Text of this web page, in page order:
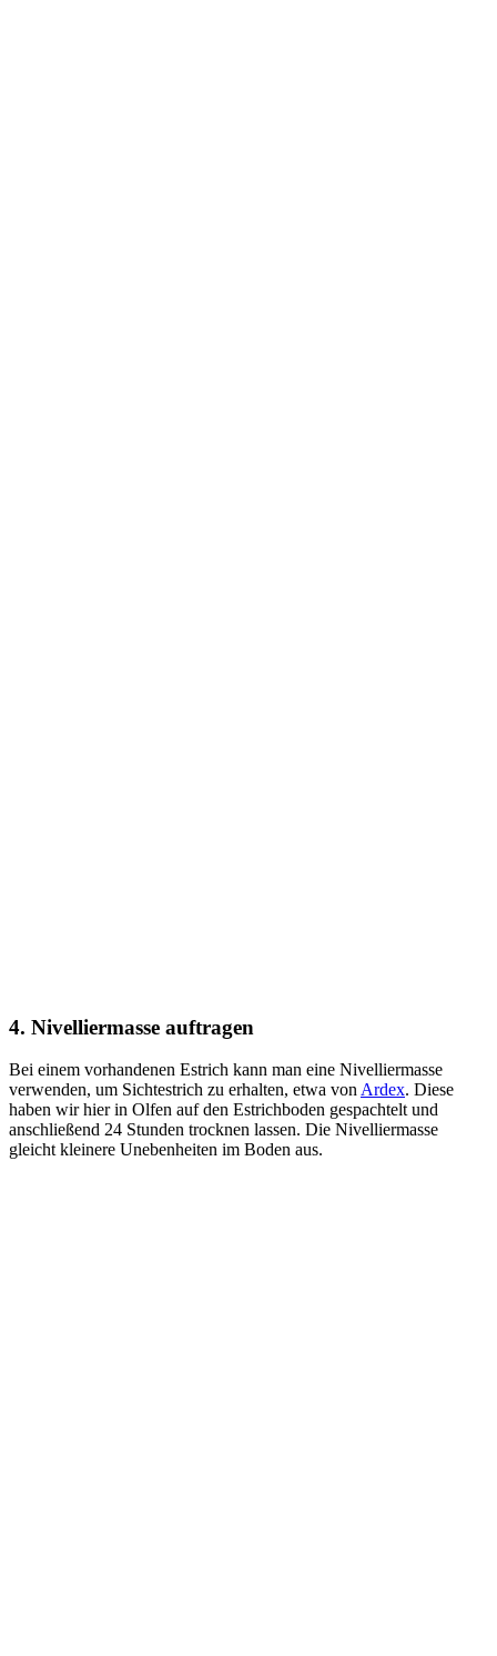
4. Nivelliermasse auftragen
Bei einem vorhandenen Estrich kann man eine Nivelliermasse
verwenden, um Sichtestrich zu erhalten, etwa von Ardex. Diese
haben wir hier in Olfen auf den Estrichboden gespachtelt und
anschließend 24 Stunden trocknen lassen. Die Nivelliermasse
gleicht kleinere Unebenheiten im Boden aus.